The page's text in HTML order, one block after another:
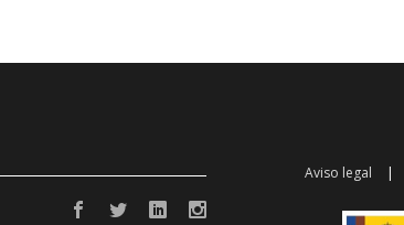
Aviso legal